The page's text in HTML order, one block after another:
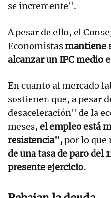
se incremente".
A pesar de ello, el
Economistasmantiene
alcanzar un IPC medio
En cuanto al mercado
sostienen que, a pesar
desaceleración" de la
meses, el empleo está
resistencia",por lo que
de una tasa de paro del
presente ejercicio.